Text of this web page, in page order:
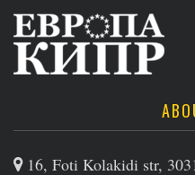
16, Foti Kolakidi str,